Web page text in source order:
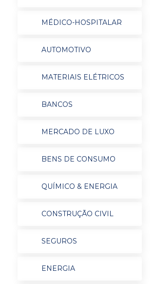
MÉDICO-HOSPITALAR
AUTOMOTIVO
MATERIAIS ELÉTRICOS
BANCOS
MERCADO DE LUXO
BENS DE CONSUMO
QUÍMICO & ENERGIA
CONSTRUÇÃO CIVIL
SEGUROS
ENERGIA